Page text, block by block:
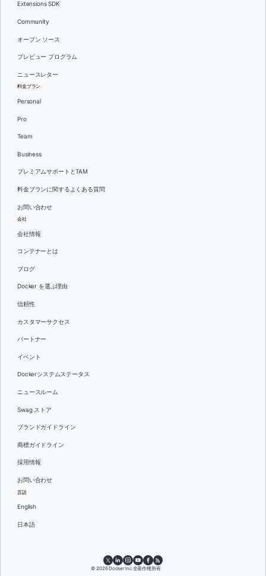
Extensions SDK
Community
オープン ソース
プレビュー プログラム
ニュースレター
料金プラン
Personal
Pro
Team
Business
プレミアムサポートとTAM
料金プランに関するよくある質問
お問い合わせ
会社
会社情報
コンテナーとは
ブログ
Docker を選ぶ理由
信頼性
カスタマーサクセス
パートナー
イベント
Dockerシステムステータス
ニュースルーム
Swag ストア
ブランドガイドライン
商標ガイドライン
採用情報
お問い合わせ
言語
English
日本語
© 2026 Docker Inc.全著作権所有